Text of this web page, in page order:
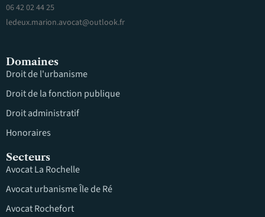
06 42 02 44 25
ledeux.marion.avocat@outlook.fr
Domaines
Droit de l'urbanisme
Droit de la fonction publique
Droit administratif
Honoraires
Secteurs
Avocat La Rochelle
Avocat urbanisme Île de Ré
Avocat Rochefort